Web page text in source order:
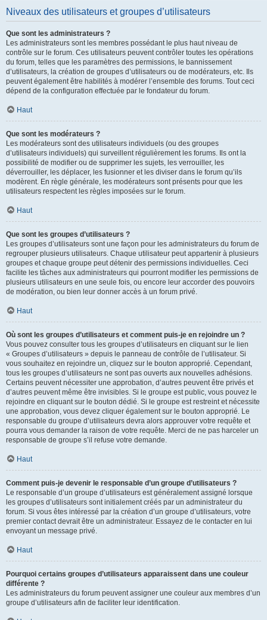
Niveaux des utilisateurs et groupes d’utilisateurs
Que sont les administrateurs ?
Les administrateurs sont les membres possédant le plus haut niveau de
contrôle sur le forum. Ces utilisateurs peuvent contrôler toutes les opérations
du forum, telles que les paramètres des permissions, le bannissement
d’utilisateurs, la création de groupes d’utilisateurs ou de modérateurs, etc. Ils
peuvent également être habilités à modérer l’ensemble des forums. Tout ceci
dépend de la configuration effectuée par le fondateur du forum.
Haut
Que sont les modérateurs ?
Les modérateurs sont des utilisateurs individuels (ou des groupes
d’utilisateurs individuels) qui surveillent régulièrement les forums. Ils ont la
possibilité de modifier ou de supprimer les sujets, les verrouiller, les
déverrouiller, les déplacer, les fusionner et les diviser dans le forum qu’ils
modèrent. En règle générale, les modérateurs sont présents pour que les
utilisateurs respectent les règles imposées sur le forum.
Haut
Que sont les groupes d’utilisateurs ?
Les groupes d’utilisateurs sont une façon pour les administrateurs du forum de
regrouper plusieurs utilisateurs. Chaque utilisateur peut appartenir à plusieurs
groupes et chaque groupe peut détenir des permissions individuelles. Ceci
facilite les tâches aux administrateurs qui pourront modifier les permissions de
plusieurs utilisateurs en une seule fois, ou encore leur accorder des pouvoirs
de modération, ou bien leur donner accès à un forum privé.
Haut
Où sont les groupes d’utilisateurs et comment puis-je en rejoindre un ?
Vous pouvez consulter tous les groupes d’utilisateurs en cliquant sur le lien
« Groupes d’utilisateurs » depuis le panneau de contrôle de l’utilisateur. Si
vous souhaitez en rejoindre un, cliquez sur le bouton approprié. Cependant,
tous les groupes d’utilisateurs ne sont pas ouverts aux nouvelles adhésions.
Certains peuvent nécessiter une approbation, d’autres peuvent être privés et
d’autres peuvent même être invisibles. Si le groupe est public, vous pouvez le
rejoindre en cliquant sur le bouton dédié. Si le groupe est restreint et nécessite
une approbation, vous devez cliquer également sur le bouton approprié. Le
responsable du groupe d’utilisateurs devra alors approuver votre requête et
pourra vous demander la raison de votre requête. Merci de ne pas harceler un
responsable de groupe s’il refuse votre demande.
Haut
Comment puis-je devenir le responsable d’un groupe d’utilisateurs ?
Le responsable d’un groupe d’utilisateurs est généralement assigné lorsque
les groupes d’utilisateurs sont initialement créés par un administrateur du
forum. Si vous êtes intéressé par la création d’un groupe d’utilisateurs, votre
premier contact devrait être un administrateur. Essayez de le contacter en lui
envoyant un message privé.
Haut
Pourquoi certains groupes d’utilisateurs apparaissent dans une couleur
différente ?
Les administrateurs du forum peuvent assigner une couleur aux membres d’un
groupe d’utilisateurs afin de faciliter leur identification.